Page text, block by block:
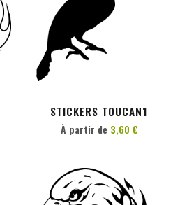
STICKERS TOUCAN1
À partir de 3,60 €